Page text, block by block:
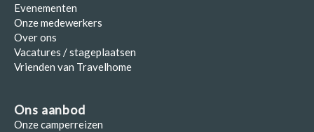
Evenementen
Onze medewerkers
Over ons
Vacatures / stageplaatsen
Vrienden van Travelhome
Ons aanbod
Onze camperreizen